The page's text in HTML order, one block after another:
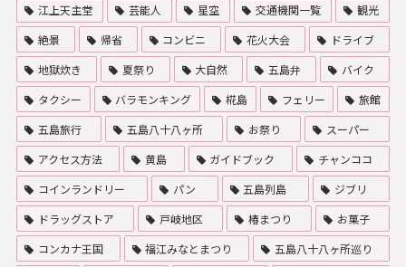
江上天主堂
芸能人 星空 交通機関一覧
観光
絶景
帰省 コンビニ 花火大会
ドライブ
地獄炊き
夏祭り 大自然 五島弁
バイク
タクシー
バラモンキング 椛島 フェリー
旅館
五島旅行
五島八十八ヶ所 お祭り
スーパー
アクセス方法
黄島 ガイドブック
チャンココ
コインランドリー
パン 五島列島
ジブリ
ドラッグストア
戸岐地区 椿まつり
お菓子
コンカナ王国
福江みなとまつり
五島八十八ヶ所巡り